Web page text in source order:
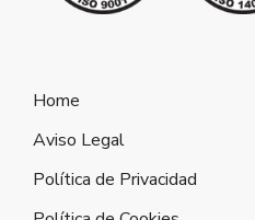
Home
Aviso Legal
Política de Privacidad